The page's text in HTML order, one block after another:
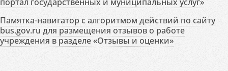
Памятка-навигатор с алгоритмом действий по сайту
bus.gov.ru для размещения отзывов о работе
учреждения в разделе «Отзывы и оценки»